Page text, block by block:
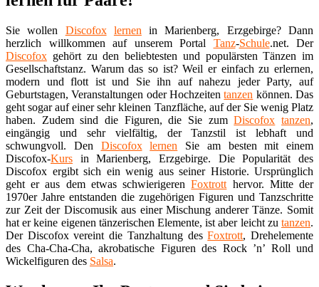
Sie wollen Discofox lernen in Marienberg, Erzgebirge? Dann
herzlich willkommen auf unserem Portal Tanz-Schule.net. Der
Discofox gehört zu den beliebtesten und populärsten Tänzen im
Gesellschaftstanz. Warum das so ist? Weil er einfach zu erlernen,
modern und flott ist und Sie ihn auf nahezu jeder Party, auf
Geburtstagen, Veranstaltungen oder Hochzeitentanzen können. Das
geht sogar auf einer sehr kleinen Tanzfläche, auf der Sie wenig Platz
haben. Zudem sind die Figuren, die Sie zumDiscofox tanzen,
eingängig und sehr vielfältig, der Tanzstil ist lebhaft und
schwungvoll. Den Discofox lernen Sie am besten mit einem
Discofox-Kurs in Marienberg, Erzgebirge. Die Popularität des
Discofox ergibt sich ein wenig aus seiner Historie. Ursprünglich
geht er aus dem etwas schwierigerenFoxtrott hervor. Mitte der
1970er Jahre entstanden die zugehörigen Figuren und Tanzschritte
zur Zeit der Discomusik aus einer Mischung anderer Tänze. Somit
hat er keine eigenen tänzerischen Elemente, ist aber leicht zu tanzen.
Der Discofox vereint die Tanzhaltung desFoxtrott, Drehelemente
des Cha-Cha-Cha, akrobatische Figuren des Rock ’n’ Roll und
Wickelfiguren des Salsa.